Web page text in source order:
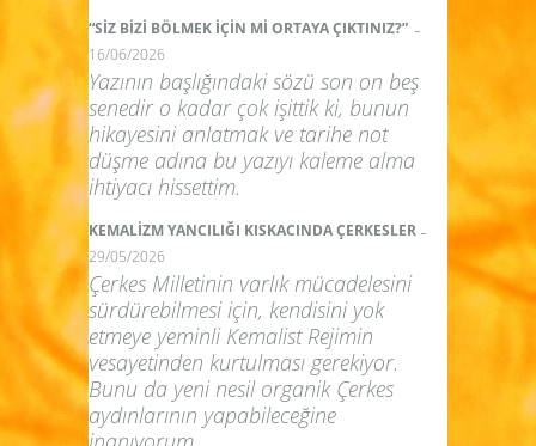
“SİZ BİZİ BÖLMEK İÇİN Mİ ORTAYA ÇIKTINIZ?” -
16/06/2026
Yazının başlığındaki sözü son on beş
senedir o kadar çok işittik ki, bunun
hikayesini anlatmak ve tarihe not
düşme adına bu yazıyı kaleme alma
ihtiyacı hissettim.
KEMALİZM YANCILIĞI KISKACINDA ÇERKESLER -
29/05/2026
Çerkes Milletinin varlık mücadelesini
sürdürebilmesi için, kendisini yok
etmeye yeminli Kemalist Rejimin
vesayetinden kurtulması gerekiyor.
Bunu da yeni nesil organik Çerkes
aydınlarının yapabileceğine